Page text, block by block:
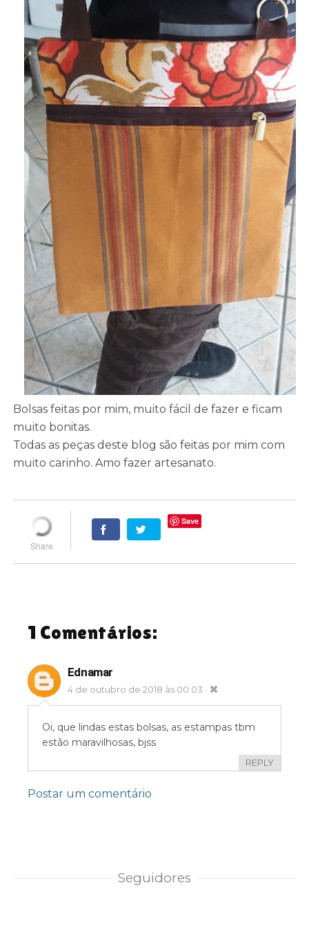
Bolsas feitas por mim, muito fácil de fazer e ficam
muito bonitas.
Todas as peças deste blog são feitas por mim com
muito carinho. Amo fazer artesanato.
Save
1 Comentários:
Ednamar
4 de outubro de 2018 às 00:03
Oi, que lindas estas bolsas, as estampas tbm
estão maravilhosas, bjss
REPLY
Postar um comentário
Seguidores